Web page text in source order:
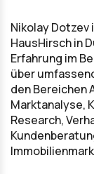
Nikolay Dotzev
HausHirsch in
Erfahrung im
über
den Bereichen
Marktanalyse,
Research,